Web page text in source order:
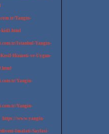
Yangin-
kid1.html
Istanbul-Yangin-
Hizmeti-ve-Uygun-
Yangin-
Yangin-
https://www.yangin-
Imalati-Sayfasi-